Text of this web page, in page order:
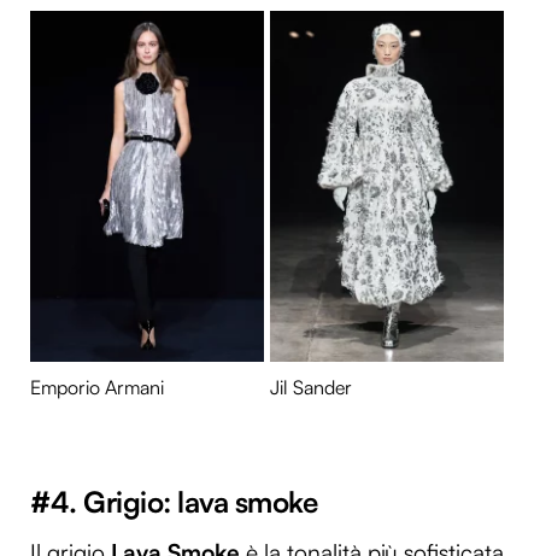
Emporio Armani Jil Sander
#4. Grigio: lava smoke